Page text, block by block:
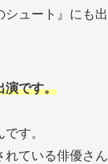
シュート』にも出
演です。
す。
れている俳優さん